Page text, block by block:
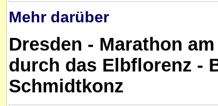
Mehr darüber
Dresden - Marathon
durch das Elbflorenz -
Schmidtkonz